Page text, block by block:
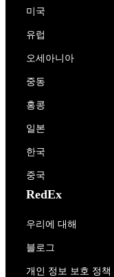
미국
유럽
오세아니아
중동
홍콩
일본
한국
중국
RedEx
우리에 대해
블로그
개인 정보 보호 정책